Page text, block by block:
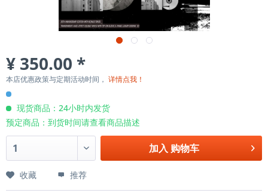
¥ 350.00 *
本店优惠政策与定期活动时间， 详情点我！
现货商品：24小时内发货
预定商品：到货时间请查看商品描述
加入 购物车
收藏 推荐